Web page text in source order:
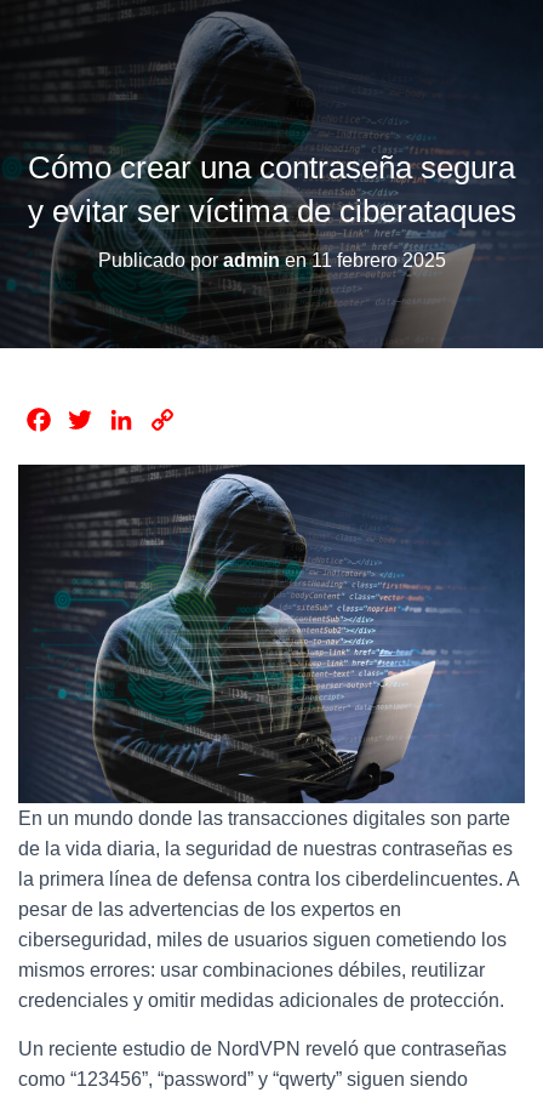
Cómo crear una contraseña segura
y evitar ser víctima de ciberataques
Publicado poradminen11 febrero 2025
e
o
i
t
t
e
r
n
k
e
d
I
n
p
y
L
i
n
k
En un mundo donde las transacciones digitales son parte
de la vida diaria, la seguridad de nuestras contraseñas es
la primera línea de defensa contra los ciberdelincuentes. A
pesar de las advertencias de los expertos en
ciberseguridad, miles de usuarios siguen cometiendo los
mismos errores: usar combinaciones débiles, reutilizar
credenciales y omitir medidas adicionales de protección.
Un reciente estudio de NordVPN reveló que contraseñas
como “123456”, “password” y “qwerty” siguen siendo